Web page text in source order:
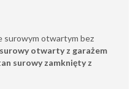
surowym otwartym bez
surowy otwarty z garażem
surowy zamknięty z